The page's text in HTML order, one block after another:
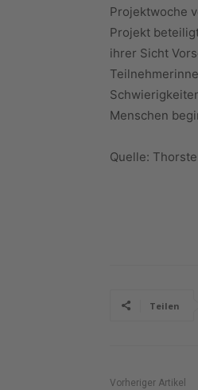
Projektwoche
Projekt
ihrer Sicht
Menschen
Quelle:
Teilen
Vorheriger Artikel